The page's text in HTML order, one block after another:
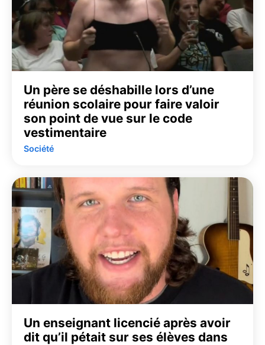
Un père se déshabille lors d’une
réunion scolaire pour faire valoir
son point de vue sur le code
vestimentaire
Société
Un enseignant licencié après avoir
dit qu’il pétait sur ses élèves dans